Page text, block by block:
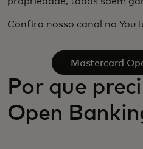
Confira nosso canal no
Mastercard
no
abre em uma
Por que
Open